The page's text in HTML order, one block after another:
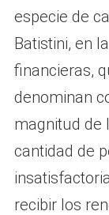
especie de
Batistini, en
financieras,
denominan
magnitud de
cantidad de
recibir los